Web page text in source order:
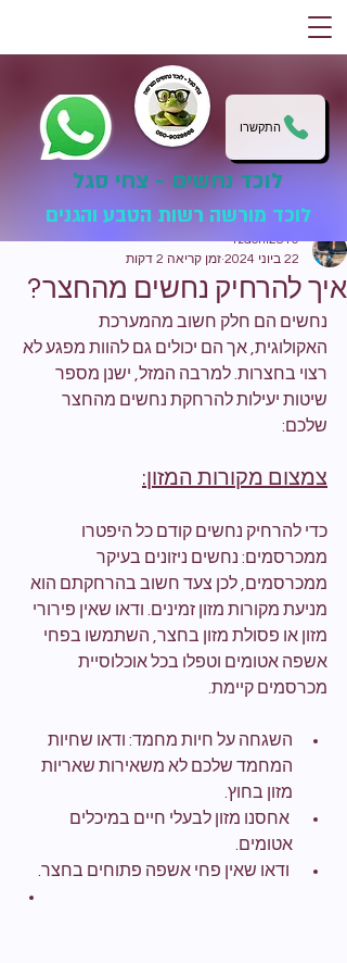
התקשרו
לוכד נחשים - צחי סגל
לוכד מורשה רשות הטבע והגנים
איך להרחיק נחשים מהחצר?
tzachi2810
22 ביוני 2024
זמן קריאה 2 דקות
נחשים הם חלק חשוב מהמערכת
האקולוגית, אך הם יכולים גם להוות מפגע לא
רצוי בחצרות. למרבה המזל, ישנן מספר
שיטות יעילות להרחקת נחשים מהחצר
שלכם:
צמצום מקורות המזון:
כדי להרחיק נחשים קודם כל היפטרו
ממכרסמים: נחשים ניזונים בעיקר
ממכרסמים, לכן צעד חשוב בהרחקתם הוא
מניעת מקורות מזון זמינים. ודאו שאין פירורי
מזון או פסולת מזון בחצר, השתמשו בפחי
אשפה אטומים וטפלו בכל אוכלוסיית
מכרסמים קיימת.
השגחה על חיות מחמד: ודאו שחיות
המחמד שלכם לא משאירות שאריות
מזון בחוץ.
אחסנו מזון לבעלי חיים במיכלים
אטומים.
ודאו שאין פחי אשפה פתוחים בחצר.